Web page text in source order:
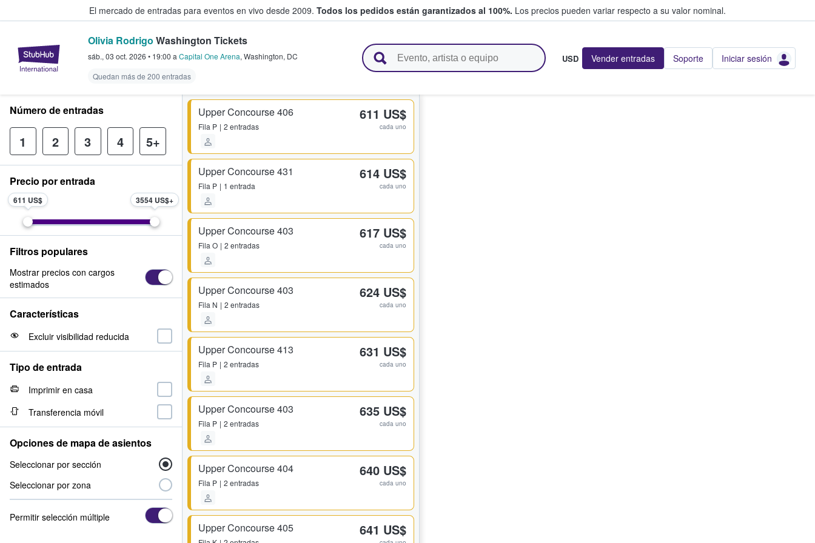
El mercado de entradas para eventos en vivo desde 2009. Todos los pedidos están garantizados al 100%. Los precios pueden variar respecto a su valor nominal.
StubHub: compra y venta de entradas entre fans
Olivia Rodrigo Washington Tickets
sáb., 03 oct. 2026 • 19:00 a Capital One Arena, Washington, DC
Quedan más de 200 entradas
USD Vender entradas Soporte Iniciar sesión
Upper Concourse 406
Fila P 2 entradas
611 US$
cada uno
Upper Concourse 431
Fila P 1 entrada
614 US$
cada uno
Upper Concourse 403
Fila O 2 entradas
617 US$
cada uno
Upper Concourse 403
Fila N 2 entradas
624 US$
cada uno
Upper Concourse 413
Fila P 2 entradas
631 US$
cada uno
Upper Concourse 403
Fila P 2 entradas
635 US$
cada uno
Upper Concourse 404
Fila P 2 entradas
640 US$
cada uno
Upper Concourse 405 641 US$
Número de entradas
1 2 3 4 5+
Precio por entrada
611 US$ 3554 US$
Filtros populares
Mostrar precios con cargos
estimados
Características
Excluir visibilidad reducida
Tipo de entrada
Imprimir en casa
Transferencia móvil
Opciones de mapa de asientos
Seleccionar por sección
Seleccionar por zona
Permitir selección múltiple